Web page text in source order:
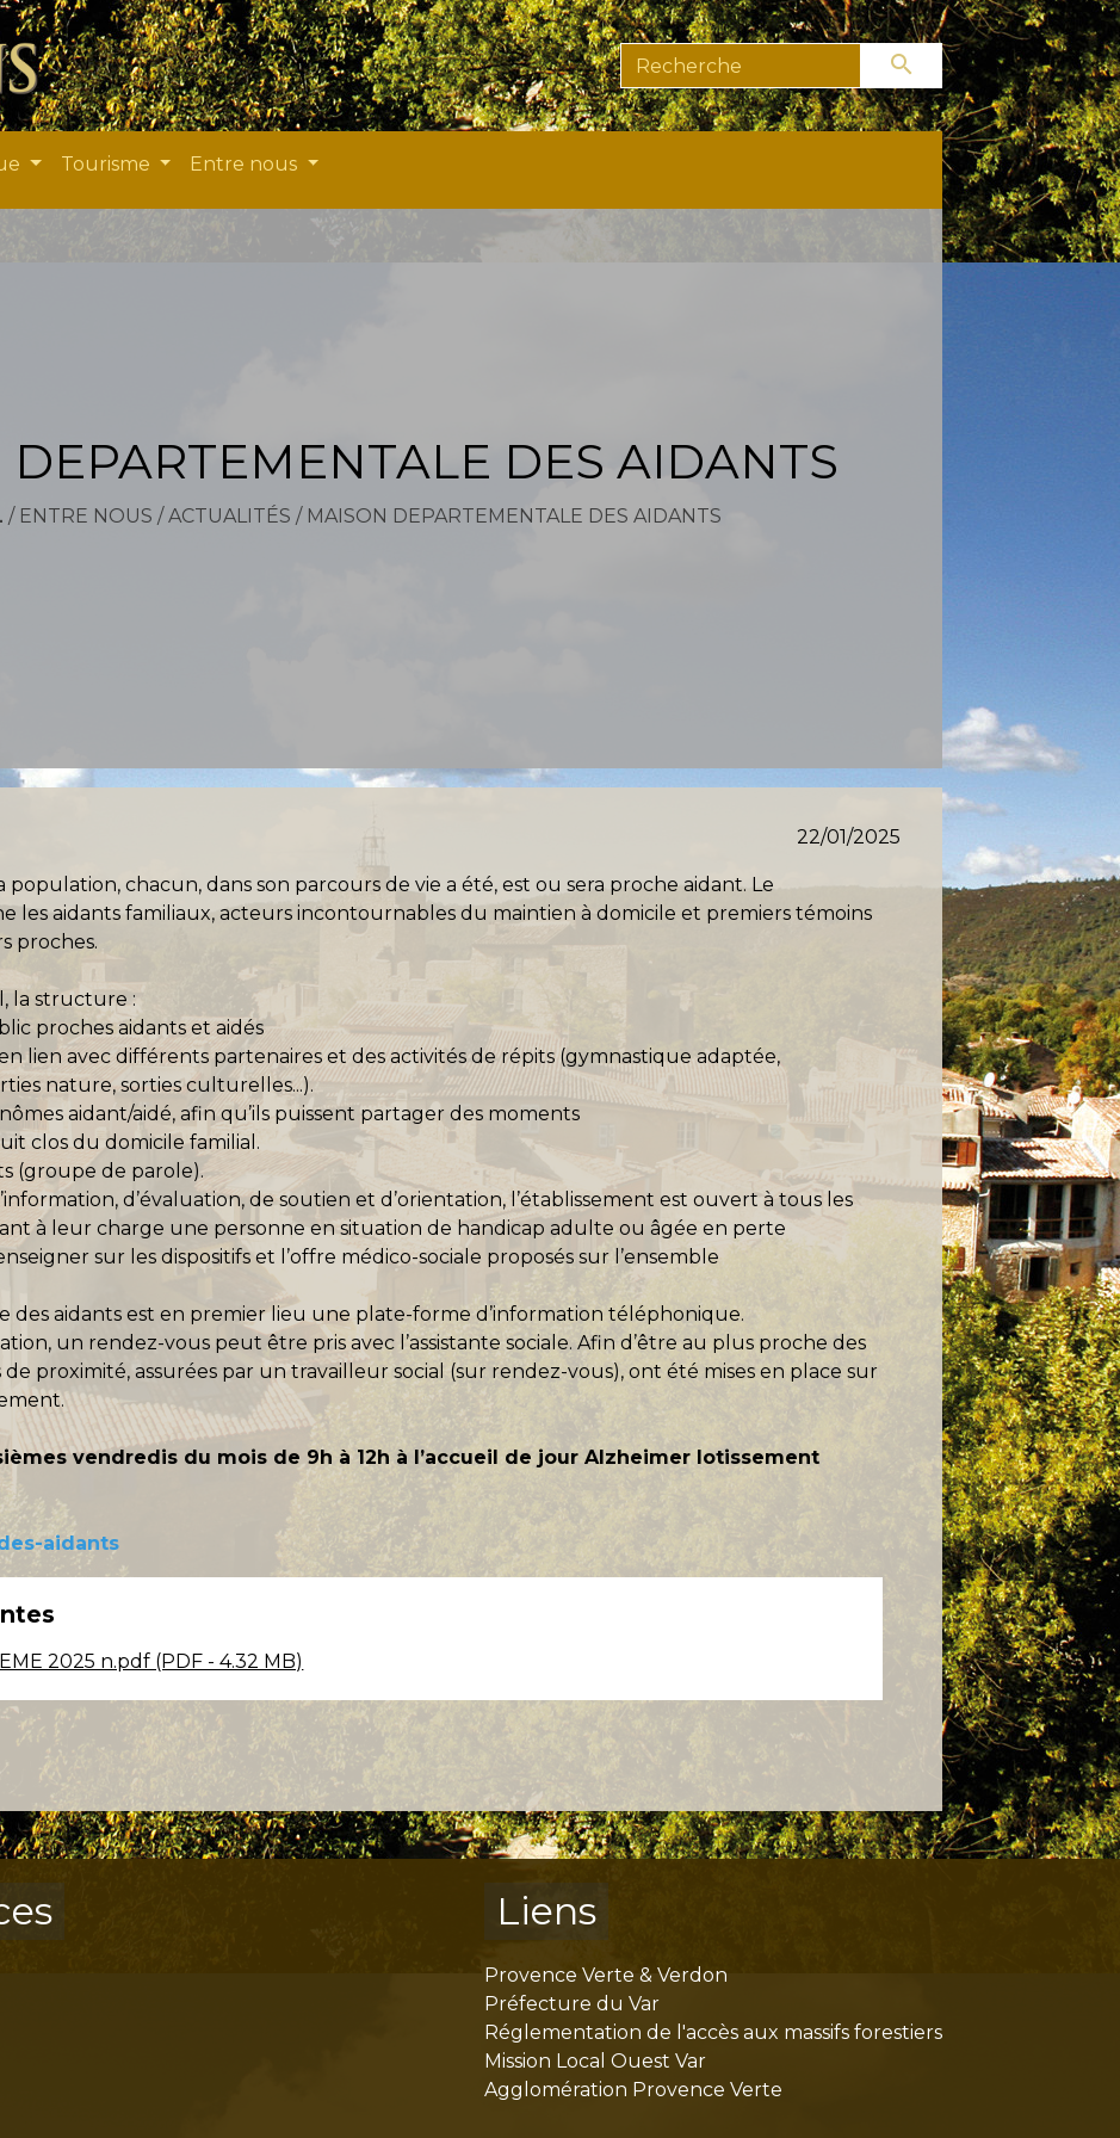
search
Tourisme Entre nous
DES AIDANTS
/ ENTRE NOUS / ACTUALITÉS / MAISON DEPARTEMENTALE DES AIDANTS
22/01/2025
population, chacun, dans son parcours de vie a été, est ou sera proche aidant. Le
les aidants familiaux, acteurs incontournables du maintien à domicile et premiers témoins
proches.
la structure :
proches aidants et aidés
lien avec différents partenaires et des activités de répits (gymnastique adaptée,
nature, sorties culturelles...).
aidant/aidé, afin qu’ils puissent partager des moments
clos du domicile familial.
(groupe de parole).
d’évaluation, de soutien et d’orientation, l’établissement est ouvert à tous les
à leur charge une personne en situation de handicap adulte ou âgée en perte
sur les dispositifs et l’offre médico-sociale proposés sur l’ensemble
des aidants est en premier lieu une plate-forme d’information téléphonique.
un rendez-vous peut être pris avec l’assistante sociale. Afin d’être au plus proche des
proximité, assurées par un travailleur social (sur rendez-vous), ont été mises en place sur
vendredis du mois de 9h à 12h à l’accueil de jour Alzheimer lotissement
aidants
2025 n.pdf (PDF - 4.32 MB)
Liens
Provence Verte & Verdon
Préfecture du Var
Réglementation de l'accès aux massifs forestiers
Mission Local Ouest Var
Agglomération Provence Verte